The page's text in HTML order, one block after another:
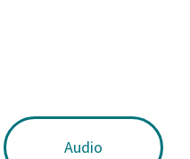
Audio